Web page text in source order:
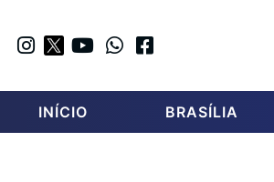
INÍCIO BRASÍLIA